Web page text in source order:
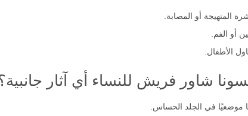
المتهيجة أو المصابة.
أو الفم.
الأطفال.
شاور فريش للنساء أي آثار
موضعيًا في الجلد الحساس.